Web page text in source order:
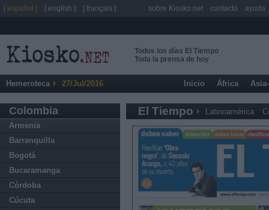
Todos los días El Tiempo
Toda la prensa de hoy
Hemeroteca 27/Jul/2016 Inicio África
Colombia
Armenia
Barranquilla
Bogotá
Bucaramanga
Córdoba
Cúcuta
El Tiempo Latinoamérica
[ español ] [ english ] [ français ] sobre Kiosko.net contacto ayuda